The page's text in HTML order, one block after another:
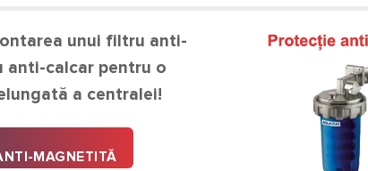
unui filtru anti-
anti-calcar pentru o
a centralei!
MAGNETITĂ